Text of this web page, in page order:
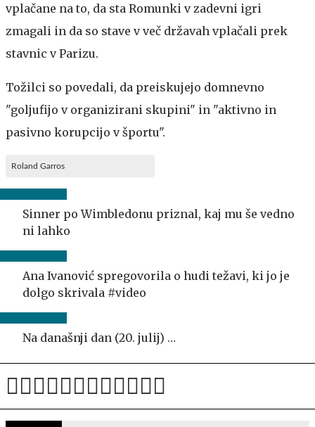
vplačane na to, da sta Romunki v zadevni igri
zmagali in da so stave v več državah vplačali prek
stavnic v Parizu.
Tožilci so povedali, da preiskujejo domnevno
"goljufijo v organizirani skupini" in "aktivno in
pasivno korupcijo v športu".
Roland Garros
Sinner po Wimbledonu priznal, kaj mu še vedno
ni lahko
Ana Ivanović spregovorila o hudi težavi, ki jo je
dolgo skrivala #video
Na današnji dan (20. julij) …